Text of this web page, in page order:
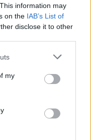
information may
on the IAB’s List of
disclose it to other
my